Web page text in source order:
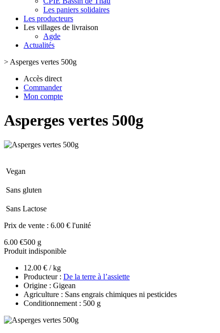
Les paniers solidaires
Les producteurs
Les villages de livraison
Agde
Actualités
> Asperges vertes 500g
Accès direct
Commander
Mon compte
Asperges vertes 500g
Vegan
Sans gluten
Sans Lactose
Prix de vente : 6.00 € l'unité
6.00 €500 g
Produit indisponible
12.00 € / kg
Producteur : De la terre à l’assiette
Origine : Gigean
Agriculture : Sans engrais chimiques ni pesticides
Conditionnement : 500 g